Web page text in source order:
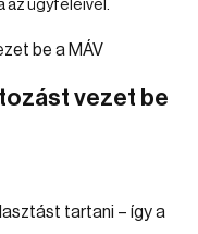
az ügyfeleivel.
vezet be